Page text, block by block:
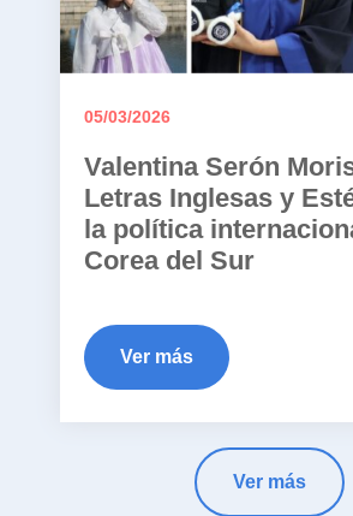
05/03/2026
Valentina Serón
Letras Inglesas y
la política
Corea del Sur
Ver más
Ver más